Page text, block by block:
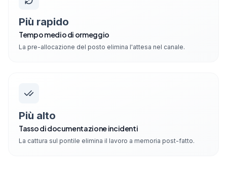
Più rapido
Tempo medio di ormeggio
La pre-allocazione del posto elimina l'attesa nel canale.
Più alto
Tasso di documentazione incidenti
La cattura sul pontile elimina il lavoro a memoria post-fatto.